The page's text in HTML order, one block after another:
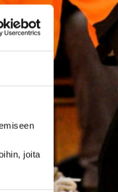
joita
Seagullsin
kahdella tuoreella
Joukkue on tehnyt
kauden mittaiset
sopimukset viime kaudella
Saksan ProA-sarjan
Lionsia edustaneen 26-
yhdysvaltalaislaituri Tyrese
sekä viime
Kouvoja edustaneen 32-
Timi Puittisen